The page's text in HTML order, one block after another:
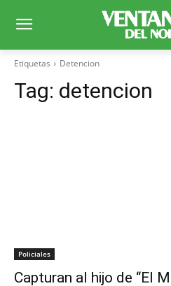
Etiquetas Detencion
Tag: detencion
Policiales
Capturan al hijo de “El